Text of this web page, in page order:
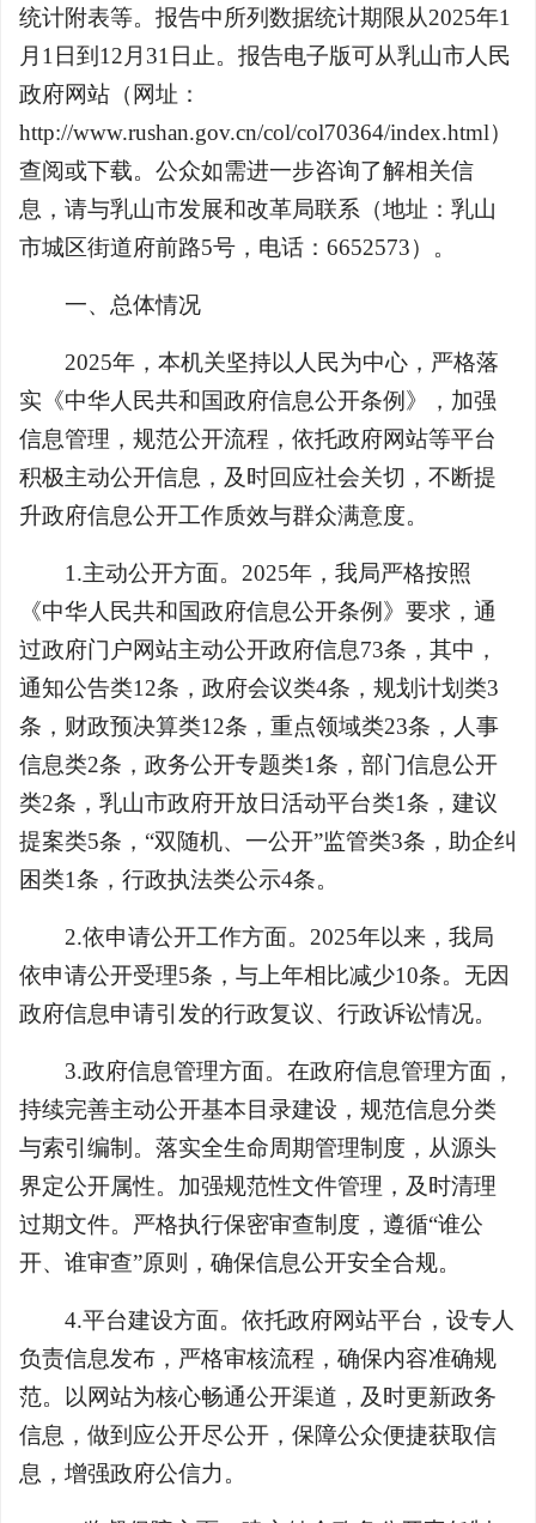
统计附表等。报告中所列数据统计期限从2025年1
月1日到12月31日止。报告电子版可从乳山市人民
政府网站（网址：
http://www.rushan.gov.cn/col/col70364/index.html）
查阅或下载。公众如需进一步咨询了解相关信
息，请与乳山市发展和改革局联系（地址：乳山
市城区街道府前路5号，电话：6652573）。
一、总体情况
2025年，本机关坚持以人民为中心，严格落
实《中华人民共和国政府信息公开条例》，加强
信息管理，规范公开流程，依托政府网站等平台
积极主动公开信息，及时回应社会关切，不断提
升政府信息公开工作质效与群众满意度。
1.主动公开方面。2025年，我局严格按照
《中华人民共和国政府信息公开条例》要求，通
过政府门户网站主动公开政府信息73条，其中，
通知公告类12条，政府会议类4条，规划计划类3
条，财政预决算类12条，重点领域类23条，人事
信息类2条，政务公开专题类1条，部门信息公开
类2条，乳山市政府开放日活动平台类1条，建议
提案类5条，“双随机、一公开”监管类3条，助企纠
困类1条，行政执法类公示4条。
2.依申请公开工作方面。2025年以来，我局
依申请公开受理5条，与上年相比减少10条。无因
政府信息申请引发的行政复议、行政诉讼情况。
3.政府信息管理方面。在政府信息管理方面，
持续完善主动公开基本目录建设，规范信息分类
与索引编制。落实全生命周期管理制度，从源头
界定公开属性。加强规范性文件管理，及时清理
过期文件。严格执行保密审查制度，遵循“谁公
开、谁审查”原则，确保信息公开安全合规。
4.平台建设方面。依托政府网站平台，设专人
负责信息发布，严格审核流程，确保内容准确规
范。以网站为核心畅通公开渠道，及时更新政务
信息，做到应公开尽公开，保障公众便捷获取信
息，增强政府公信力。